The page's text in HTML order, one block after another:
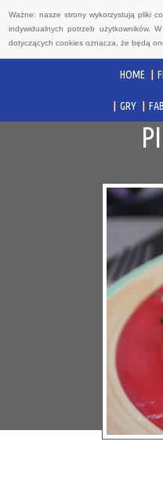
Ważne: nasze strony wykorzystują pliki
indywidualnych potrzeb użytkowników.
dotyczących cookies oznacza, że będą
HOME
GRY